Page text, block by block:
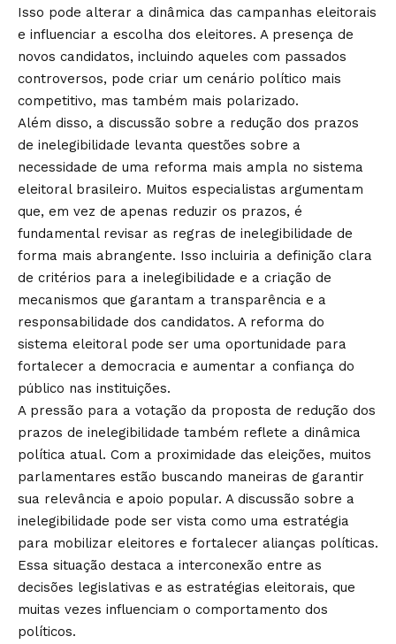
Isso pode alterar a dinâmica das campanhas eleitorais
e influenciar a escolha dos eleitores. A presença de
novos candidatos, incluindo aqueles com passados
controversos, pode criar um cenário político mais
competitivo, mas também mais polarizado.
Além disso, a discussão sobre a redução dos prazos
de inelegibilidade levanta questões sobre a
necessidade de uma reforma mais ampla no sistema
eleitoral brasileiro. Muitos especialistas argumentam
que, em vez de apenas reduzir os prazos, é
fundamental revisar as regras de inelegibilidade de
forma mais abrangente. Isso incluiria a definição clara
de critérios para a inelegibilidade e a criação de
mecanismos que garantam a transparência e a
responsabilidade dos candidatos. A reforma do
sistema eleitoral pode ser uma oportunidade para
fortalecer a democracia e aumentar a confiança do
público nas instituições.
A pressão para a votação da proposta de redução dos
prazos de inelegibilidade também reflete a dinâmica
política atual. Com a proximidade das eleições, muitos
parlamentares estão buscando maneiras de garantir
sua relevância e apoio popular. A discussão sobre a
inelegibilidade pode ser vista como uma estratégia
para mobilizar eleitores e fortalecer alianças políticas.
Essa situação destaca a interconexão entre as
decisões legislativas e as estratégias eleitorais, que
muitas vezes influenciam o comportamento dos
políticos.